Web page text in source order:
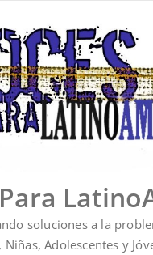
soluciones a la
Niñas, Adolescentes y